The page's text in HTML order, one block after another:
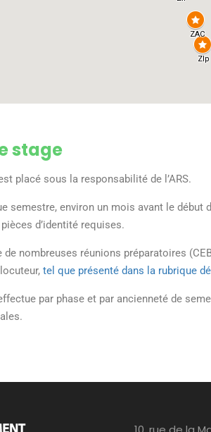
stage
placé sous la responsabilité de l’ARS.
semestre, environ un mois avant le
d’identité requises.
de nombreuses réunions préparatoires
tel que présenté dans la rubrique
par phase et par ancienneté de